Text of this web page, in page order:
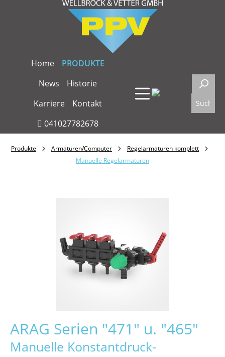
Zum Hauptinhalt springen
Home
PRODUKTE
News
Historie
Karriere
Kontakt
041027782678
Produkte Armaturen/Computer
Regelarmaturen komplett
Manuelle Regelarmaturen
ARAG Serien "471" u. "465"
Manuelle Konstantdruck-